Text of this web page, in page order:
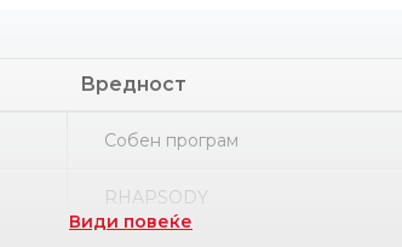
Вредност
Собен програм
RHAPSODY
Види повеќе